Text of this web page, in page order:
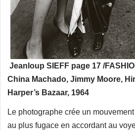
Jeanloup SIEFF page 17 /
China Machado, Jimmy Moore,
Harper’s Bazaar, 1964
Le photographe crée un
au plus fugace en accordant au